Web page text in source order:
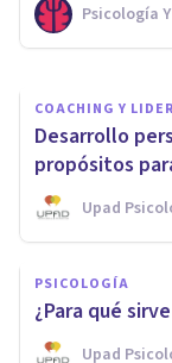
Psicología
Psicología
COACHING Y
Desarrollo
propósitos
Upad
PSICOLOGÍA
¿Para qué
Upad